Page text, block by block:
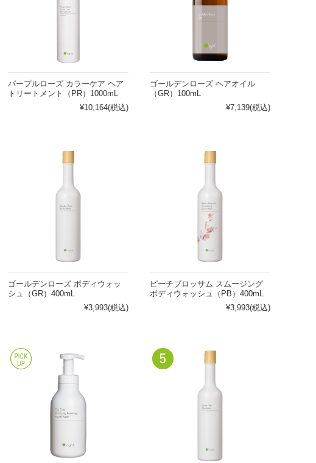
パープルローズ カラーケア ヘア
トリートメント（PR）1000mL
¥10,164(税込)
ゴールデンローズ ヘアオイル
（GR）100mL
¥7,139(税込)
ゴールデンローズ ボディウォッ
シュ（GR）400mL
¥3,993(税込)
ピーチブロッサム スムージング
ボディウォッシュ（PB）400mL
¥3,993(税込)